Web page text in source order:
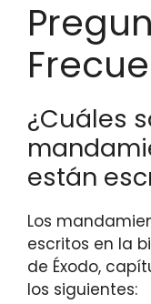
¿Cuáles
están
Los
escritos en la
de Éxodo,
los siguientes: